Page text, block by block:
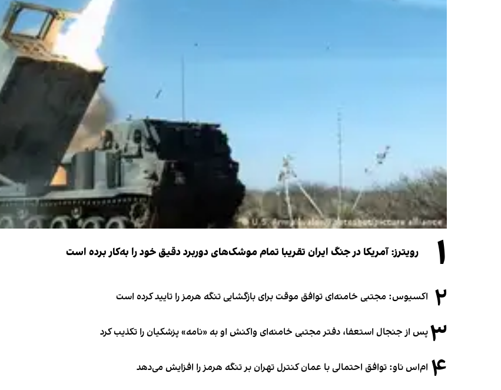
۱ رویترز: آمریکا در جنگ ایران تقریبا تمام موشک‌های دوربرد دقیق خود را به‌کار برده است
۲ اکسیوس: مجتبی خامنه‌ای توافق موقت برای بازگشایی تنگه هرمز را تایید کرده است
۳پس از جنجال استعفا، دفتر مجتبی خامنه‌ای واکنش او به «نامه» پزشکیان را تکذیب کرد
۴ ام‌اس ناو: توافق احتمالی با عمان کنترل تهران بر تنگه هرمز را افزایش می‌دهد